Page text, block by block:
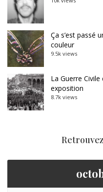
Ça s’est passé
couleur
9.5k views
La Guerre
exposition
8.7k views